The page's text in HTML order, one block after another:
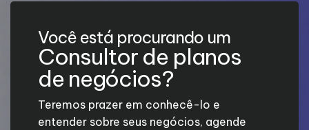
Você está procurando um
Consultor de planos
de negócios?
Teremos prazer em conhecê-lo e
entender sobre seus negócios, agende